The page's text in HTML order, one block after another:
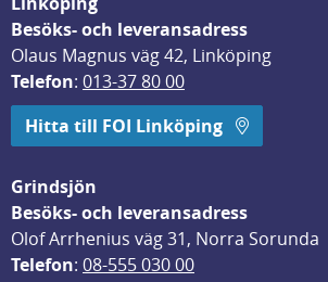
Besöks- och leveransadress
Olaus Magnus väg 42, Linköping
Telefon: 013-37 80 00
Hitta till FOI Linköping
Grindsjön
Besöks- och leveransadress
Olof Arrhenius väg 31, Norra Sorunda
Telefon: 08-555 030 00